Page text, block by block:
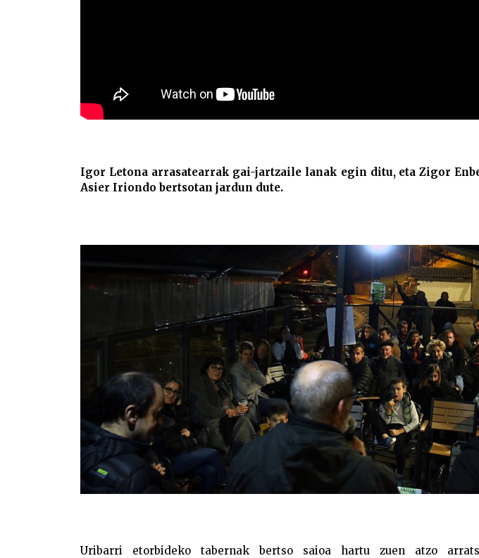
Igor Letona arrasatearrak gai-jartzaile lanak egin ditu, eta Zigor
Asier Iriondo bertsotan jardun dute.
Uribarri etorbideko tabernak bertso saioa hartu zuen atzo